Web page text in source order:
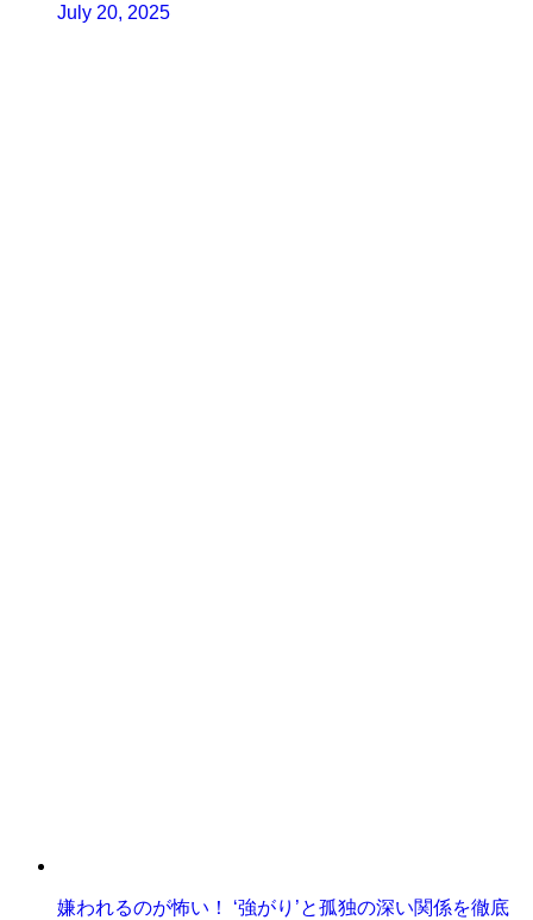
July 20, 2025
嫌われるのが怖い！ ‘強がり’と孤独の深い関係を徹底